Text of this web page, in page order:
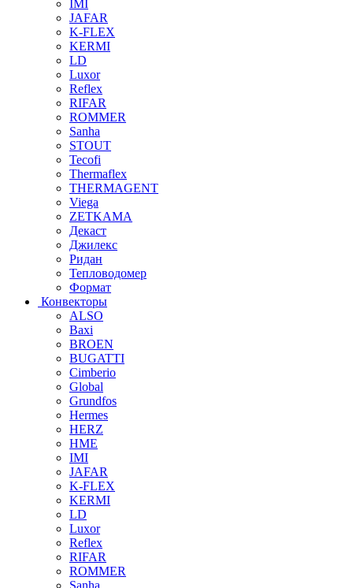
IMI
JAFAR
K-FLEX
KERMI
LD
Luxor
Reflex
RIFAR
ROMMER
Sanha
STOUT
Tecofi
Thermaflex
THERMAGENT
Viega
ZETKAMA
Декаст
Джилекс
Ридан
Тепловодомер
Формат
Конвекторы
ALSO
Baxi
BROEN
BUGATTI
Cimberio
Global
Grundfos
Hermes
HERZ
HME
IMI
JAFAR
K-FLEX
KERMI
LD
Luxor
Reflex
RIFAR
ROMMER
Sanha